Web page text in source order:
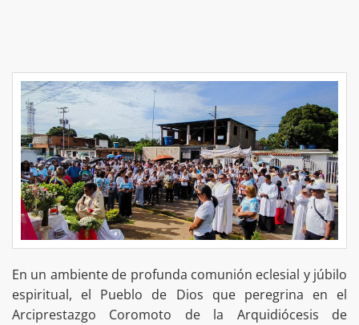
En un ambiente de profunda comunión eclesial y júbilo
espiritual, el Pueblo de Dios que peregrina en el
Arciprestazgo Coromoto de la ⁠Arquidiócesis de